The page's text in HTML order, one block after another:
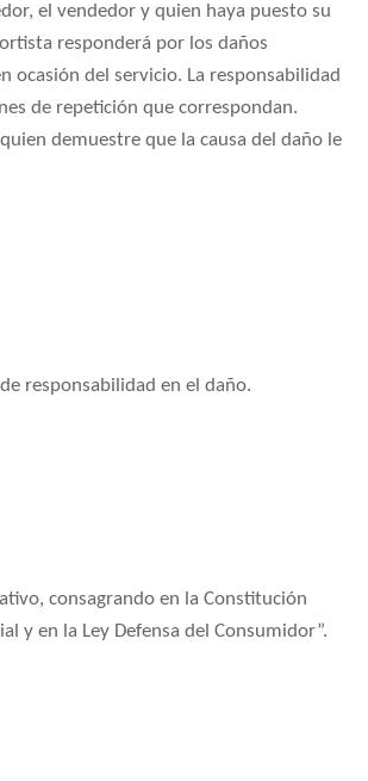
el vendedor y quien haya puesto su
responderá por los daños
ocasión del servicio. La responsabilidad
de repetición que correspondan.
demuestre que la causa del daño le
responsabilidad en el daño.
consagrando en la Constitución
y en la Ley Defensa del Consumidor”.